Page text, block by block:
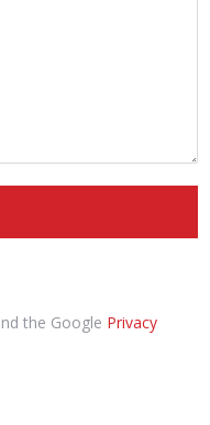
the Google Privacy